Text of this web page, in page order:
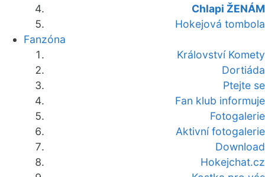
Chlapi ŽENÁM
Hokejová tombola
Fanzóna
Království Komety
Dortiáda
Ptejte se
Fan klub informuje
Fotogalerie
Aktivní fotogalerie
Download
Hokejchat.cz